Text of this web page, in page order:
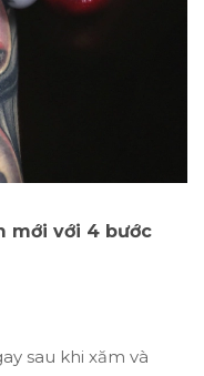
mới với 4 bước
sau khi xăm và